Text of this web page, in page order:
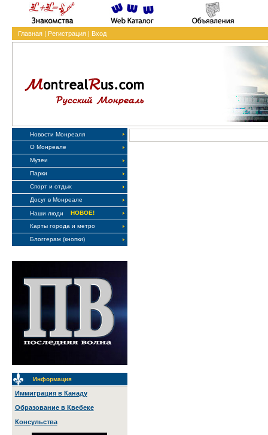
Главная| Регистрация| Вход
Новости Монреаля
О Монреале
Музеи
Парки
Спорт и отдых
Досуг в Монреале
Наши люди
НОВОЕ!
Карты города и метро
Блоггерам (кнопки)
Информация
Иммиграция в Канаду
Образование в Квебеке
Консульства